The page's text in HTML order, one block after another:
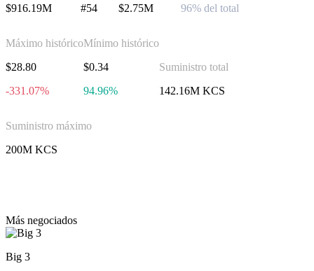
$916.19M
#54
$2.75M
96% del total
Máximo histórico
$28.80
-331.07%
Mínimo histórico
$0.34
94.96%
Suministro total
142.16M KCS
Suministro máximo
200M KCS
Más negociados
Big 3